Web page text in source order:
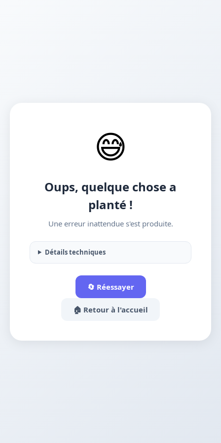
😅
Oups, quelque chose a
planté !
Une erreur inattendue s'est produite.
Détails techniques
🔄 Réessayer
🏠 Retour à l'accueil